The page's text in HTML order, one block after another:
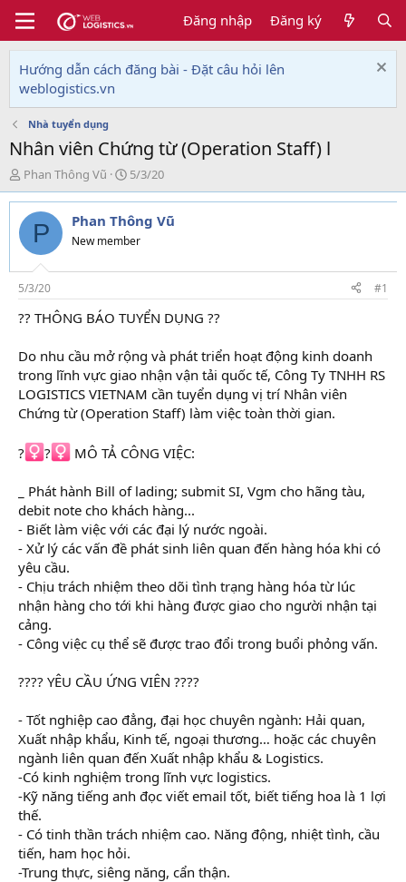
Đăng nhập Đăng ký
Hướng dẫn cách đăng bài - Đặt câu hỏi lên
weblogistics.vn
Nhà tuyển dụng
Nhân viên Chứng từ (Operation Staff) l
T
h
r
e
d
s
t
a
r
e
r
Phan Thông Vũ
N
g
à
y
g
i
5/3/20
P Phan Thông Vũ
New member
5/3/20 #1
?? THÔNG BÁO TUYỂN DỤNG ??
Do nhu cầu mở rộng và phát triển hoạt động kinh doanh
trong lĩnh vực giao nhận vận tải quốc tế, Công Ty TNHH RS
LOGISTICS VIETNAM cần tuyển dụng vị trí Nhân viên
Chứng từ (Operation Staff) làm việc toàn thời gian.
?️‍ ?️‍ MÔ TẢ CÔNG VIỆC:
_ Phát hành Bill of lading; submit SI, Vgm cho hãng tàu,
debit note cho khách hàng...
- Biết làm việc với các đại lý nước ngoài.
- Xử lý các vấn đề phát sinh liên quan đến hàng hóa khi có
yêu cầu.
- Chịu trách nhiệm theo dõi tình trạng hàng hóa từ lúc
nhận hàng cho tới khi hàng được giao cho người nhận tại
cảng.
- Công việc cụ thể sẽ được trao đổi trong buổi phỏng vấn.
?‍??‍? YÊU CẦU ỨNG VIÊN ?‍??‍?
- Tốt nghiệp cao đẳng, đại học chuyên ngành: Hải quan,
Xuất nhập khẩu, Kinh tế, ngoại thương… hoặc các chuyên
ngành liên quan đến Xuất nhập khẩu & Logistics.
-Có kinh nghiệm trong lĩnh vực logistics.
-Kỹ năng tiếng anh đọc viết email tốt, biết tiếng hoa là 1 lợi
thế.
- Có tinh thần trách nhiệm cao. Năng động, nhiệt tình, cầu
tiến, ham học hỏi.
-Trung thực, siêng năng, cẩn thận.